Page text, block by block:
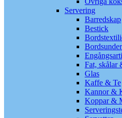
Servering
Barredskap
Bestick
Fat, skålar
Glas
Kaffe & Te
Kannor &
Koppar &